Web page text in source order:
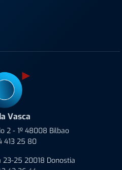
Vasca
2 - 1º 48008 Bilbao
413 25 80
23-25 20018 Donostia